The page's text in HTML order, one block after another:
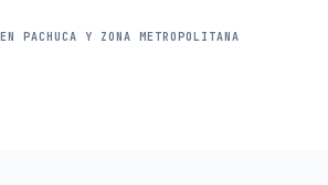
PACHUCA Y ZONA METROPOLITANA